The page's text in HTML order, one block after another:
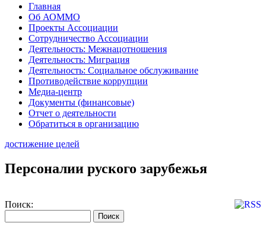
Главная
Об АОММО
Проекты Ассоциации
Сотрудничество Ассоциации
Деятельность: Межнацотношения
Деятельность: Миграция
Деятельность: Социальное обслуживание
Противодействие коррупции
Медиа-центр
Документы (финансовые)
Отчет о деятельности
Обратиться в организацию
достижение целей
Персоналии руского зарубежья
Поиск: